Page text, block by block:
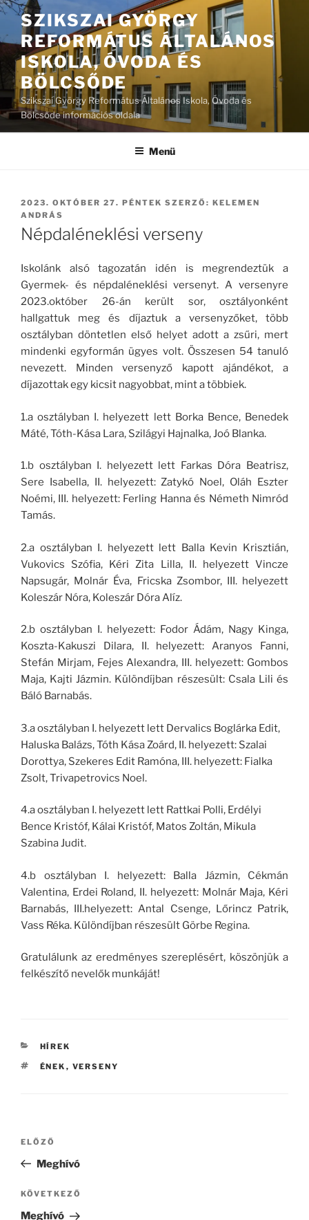
Tartalomhoz
SZIKSZAI GYÖRGY
REFORMÁTUS ÁLTALÁNOS
ISKOLA, ÓVODA ÉS
BÖLCSŐDE
Szikszai György Református Általános Iskola, Óvoda és
Bölcsőde információs oldala
Menü
BEKÜLDVE:
2023. OKTÓBER 27. PÉNTEK SZERZŐ: KELEMEN
ANDRÁS
Népdaléneklési verseny
Iskolánk alsó tagozatán idén is megrendeztük a
Gyermek- és népdaléneklési versenyt. A versenyre
2023.október 26-án került sor, osztályonként
hallgattuk meg és díjaztuk a versenyzőket, több
osztályban döntetlen első helyet adott a zsűri, mert
mindenki egyformán ügyes volt. Összesen 54 tanuló
nevezett. Minden versenyző kapott ajándékot, a
díjazottak egy kicsit nagyobbat, mint a többiek.
1.a osztályban I. helyezett lett Borka Bence, Benedek
Máté, Tóth-Kása Lara, Szilágyi Hajnalka, Joó Blanka.
1.b osztályban I. helyezett lett Farkas Dóra Beatrisz,
Sere Isabella, II. helyezett: Zatykó Noel, Oláh Eszter
Noémi, III. helyezett: Ferling Hanna és Németh Nimród
Tamás.
2.a osztályban I. helyezett lett Balla Kevin Krisztián,
Vukovics Szófia, Kéri Zita Lilla, II. helyezett Vincze
Napsugár, Molnár Éva, Fricska Zsombor, III. helyezett
Koleszár Nóra, Koleszár Dóra Alíz.
2.b osztályban I. helyezett: Fodor Ádám, Nagy Kinga,
Koszta-Kakuszi Dilara, II. helyezett: Aranyos Fanni,
Stefán Mirjam, Fejes Alexandra, III. helyezett: Gombos
Maja, Kajti Jázmin. Különdíjban részesült: Csala Lili és
Báló Barnabás.
3.a osztályban I. helyezett lett Dervalics Boglárka Edit,
Haluska Balázs, Tóth Kása Zoárd, II. helyezett: Szalai
Dorottya, Szekeres Edit Ramóna, III. helyezett: Fialka
Zsolt, Trivapetrovics Noel.
4.a osztályban I. helyezett lett Rattkai Polli, Erdélyi
Bence Kristóf, Kálai Kristóf, Matos Zoltán, Mikula
Szabina Judit.
4.b osztályban I. helyezett: Balla Jázmin, Cékmán
Valentina, Erdei Roland, II. helyezett: Molnár Maja, Kéri
Barnabás, III.helyezett: Antal Csenge, Lőrincz Patrik,
Vass Réka. Különdíjban részesült Görbe Regina.
Gratulálunk az eredményes szereplésért, köszönjük a
felkészítő nevelők munkáját!
KATEGÓRIÁK
HÍREK
CÍMKÉK
ÉNEK , VERSENY
Bejegyzés
Korábbi
bejegyzés
ELŐZŐ
Meghívó
Következő
bejegyzés
KÖVETKEZŐ
Meghívó